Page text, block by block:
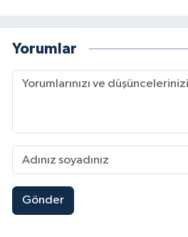
Yorumlar
Gönder